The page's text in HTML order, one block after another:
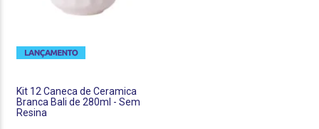
Kit 12 Caneca de Ceramica
Branca Bali de 280ml - Sem
Resina